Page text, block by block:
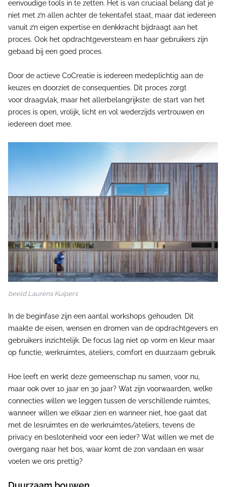
eenvoudige tools in te zetten. Het is van cruciaal belang dat je
niet met z’n allen achter de tekentafel staat, maar dat iedereen
vanuit z’n eigen expertise en denkkracht bijdraagt aan het
proces. Ook het opdrachtgeversteam en haar gebruikers zijn
gebaad bij een goed proces.
Door de actieve CoCreatie is iedereen medeplichtig aan de
keuzes en doorziet de consequenties. Dit proces zorgt
voor draagvlak, maar het allerbelangrijkste: de start van het
proces is open, vrolijk, licht en vol wederzijds vertrouwen en
iedereen doet mee.
beeld Laurens Kuipers
In de beginfase zijn een aantal workshops gehouden. Dit
maakte de eisen, wensen en dromen van de opdrachtgevers en
gebruikers inzichtelijk. De focus lag niet op vorm en kleur maar
op functie, werkruimtes, ateliers, comfort en duurzaam gebruik.
Hoe leeft en werkt deze gemeenschap nu samen, voor nu,
maar ook over 10 jaar en 30 jaar? Wat zijn voorwaarden, welke
connecties willen we leggen tussen de verschillende ruimtes,
wanneer willen we elkaar zien en wanneer niet, hoe gaat dat
met de lesruimtes en de werkruimtes/ateliers, tevens de
privacy en beslotenheid voor een ieder? Wat willen we met de
overgang naar het bos, waar komt de zon vandaan en waar
voelen we ons prettig?